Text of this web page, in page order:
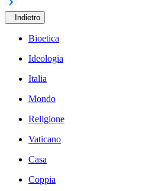
Indietro
Bioetica
Ideologia
Italia
Mondo
Religione
Vaticano
Casa
Coppia